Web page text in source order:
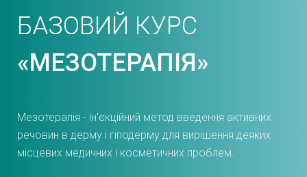
БАЗОВИЙ КУРС
«МЕЗОТЕРАПІЯ»
Мезотерапія - ін'єкційний метод введення активних
речовин в дерму і гіподерму для вирішення деяких
місцевих медичних і косметичних проблем.